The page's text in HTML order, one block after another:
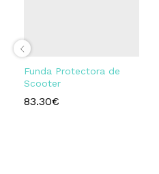
Funda Protectora de
Scooter
83.30€